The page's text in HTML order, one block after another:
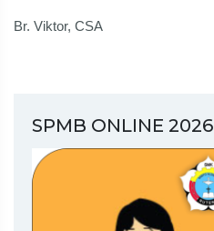
Br. Viktor, CSA
SPMB ONLINE 2026